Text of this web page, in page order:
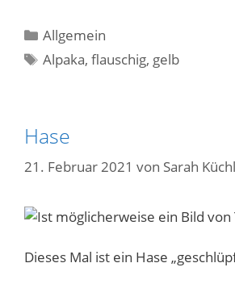
Kategorien
Allgemein
Schlagwörter
Alpaka,flauschig, gelb
Hase
21. Februar 2021 von Sarah
Dieses Mal ist ein Hase